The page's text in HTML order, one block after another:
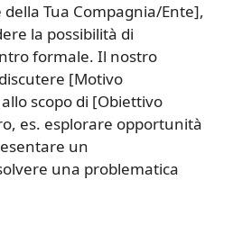
Tua Compagnia/Ente],
la possibilità di
formale. Il nostro
[Motivo
scopo di [Obiettivo
es. esplorare opportunità
un
una problematica